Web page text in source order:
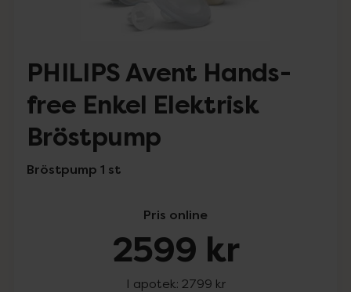
PHILIPS Avent Hands-
free Enkel Elektrisk
Bröstpump
Bröstpump 1 st
Pris online
2599 kr
I apotek: 2799 kr